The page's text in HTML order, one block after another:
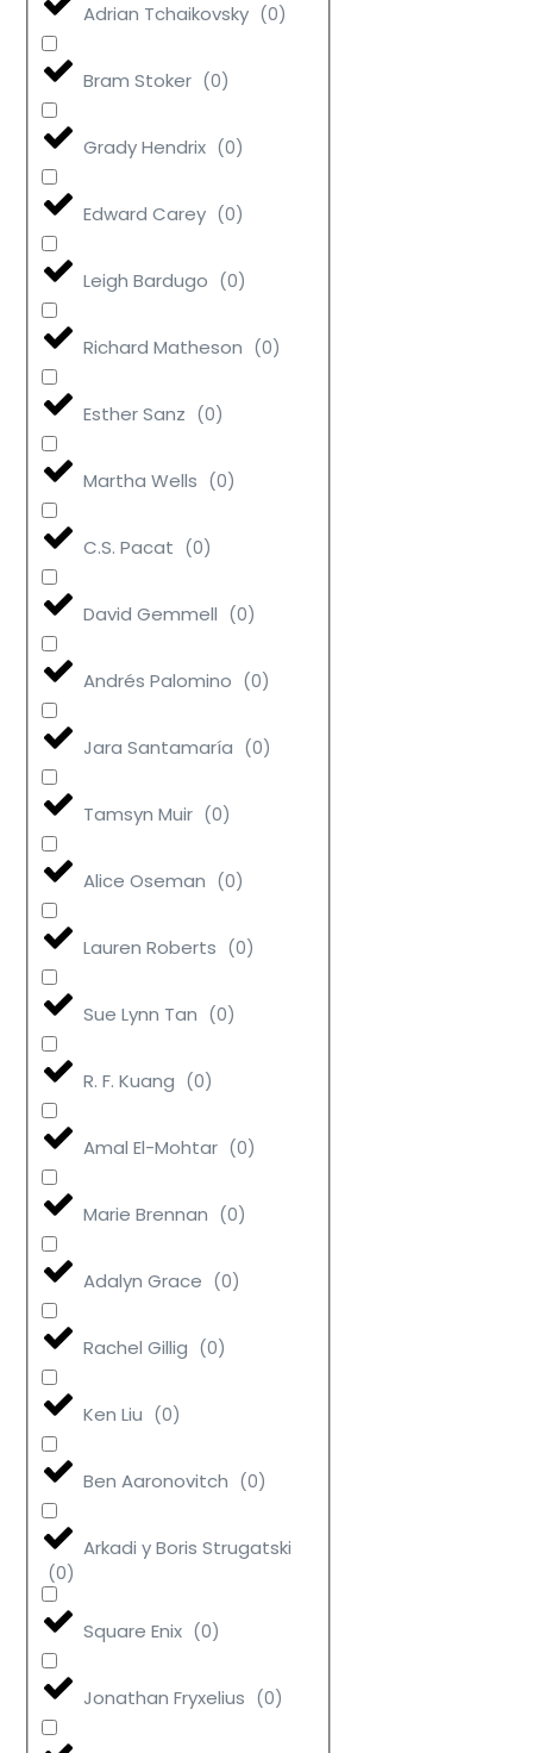
Adrian Tchaikovsky (0)
Bram Stoker (0)
Grady Hendrix (0)
Edward Carey (0)
Leigh Bardugo (0)
Richard Matheson (0)
Esther Sanz (0)
Martha Wells (0)
C.S. Pacat (0)
David Gemmell (0)
Andrés Palomino (0)
Jara Santamaría (0)
Tamsyn Muir (0)
Alice Oseman (0)
Lauren Roberts (0)
Sue Lynn Tan (0)
R. F. Kuang (0)
Amal El-Mohtar (0)
Marie Brennan (0)
Adalyn Grace (0)
Rachel Gillig (0)
Ken Liu (0)
Ben Aaronovitch (0)
Arkadi y Boris Strugatski
(0)
Square Enix (0)
Jonathan Fryxelius (0)